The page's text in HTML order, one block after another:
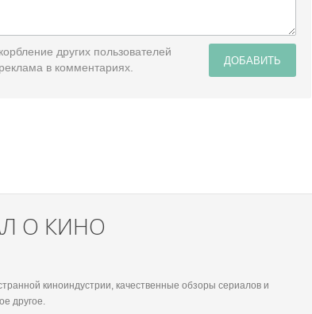
ДОБАВИТЬ
других пользователей
в комментариях.
О КИНО
киноиндустрии, качественные обзоры сериалов и
другое.